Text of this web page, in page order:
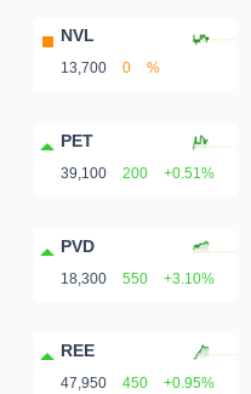
NVL
13,700 0 %
PET
39,100 200 +0.51%
PVD
18,300 550 +3.10%
REE
47,950 450 +0.95%